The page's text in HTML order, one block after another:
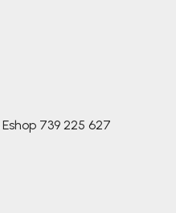
Eshop 739 225 627